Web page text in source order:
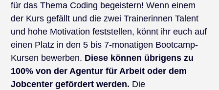
für das Thema Coding begeistern! Wenn einem
der Kurs gefällt und die zwei Trainerinnen Talent
und hohe Motivation feststellen, könnt ihr euch auf
einen Platz in den 5 bis 7-monatigen Bootcamp-
Kursen bewerben. Diese können übrigens zu
100% von der Agentur für Arbeit oder dem
Jobcenter gefördert werden. Die